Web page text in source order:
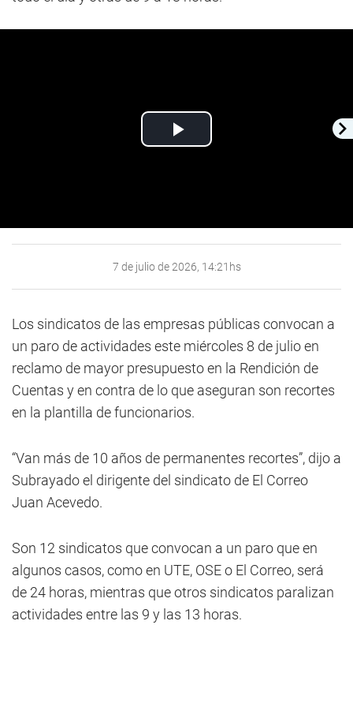
Play
7 de julio de 2026, 14:21hs
Los sindicatos de las empresas públicas convocan a
un paro de actividades este miércoles 8 de julio en
reclamo de mayor presupuesto en la Rendición de
Cuentas y en contra de lo que aseguran son recortes
en la plantilla de funcionarios.
“Van más de 10 años de permanentes recortes”, dijo a
Subrayado el dirigente del sindicato de El Correo
Juan Acevedo.
Son 12 sindicatos que convocan a un paro que en
algunos casos, como en UTE, OSE o El Correo, será
de 24 horas, mientras que otros sindicatos paralizan
actividades entre las 9 y las 13 horas.